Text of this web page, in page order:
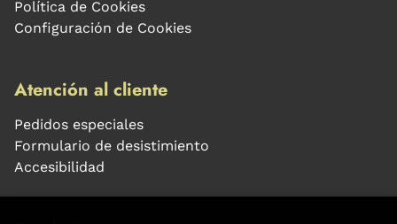
Política de Cookies
Configuración de Cookies
Atención al cliente
Pedidos especiales
Formulario de desistimiento
Accesibilidad